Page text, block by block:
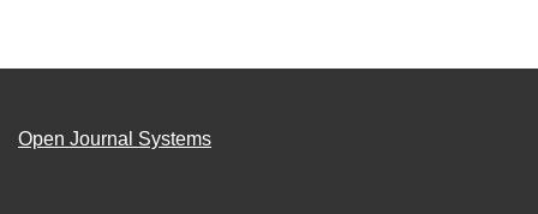
Open Journal Systems